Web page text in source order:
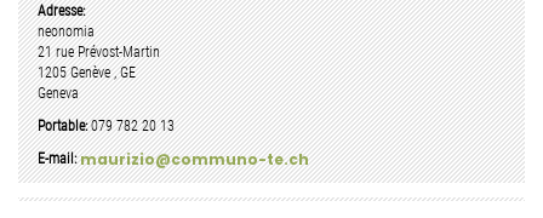
Adresse:
neonomia
21 rue Prévost-Martin
1205 Genève,GE
Geneva
Portable:079 782 20 13
E-mail:maurizio@communo-te.ch